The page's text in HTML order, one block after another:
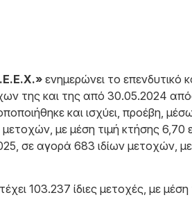
ενημερώνει το
της και της από 30.05.2024
και ισχύει, προέβη,
με μέση τιμή κτήσης
σε αγορά 683 ιδίων μετοχών,
103.237 ίδιες μετοχές, με